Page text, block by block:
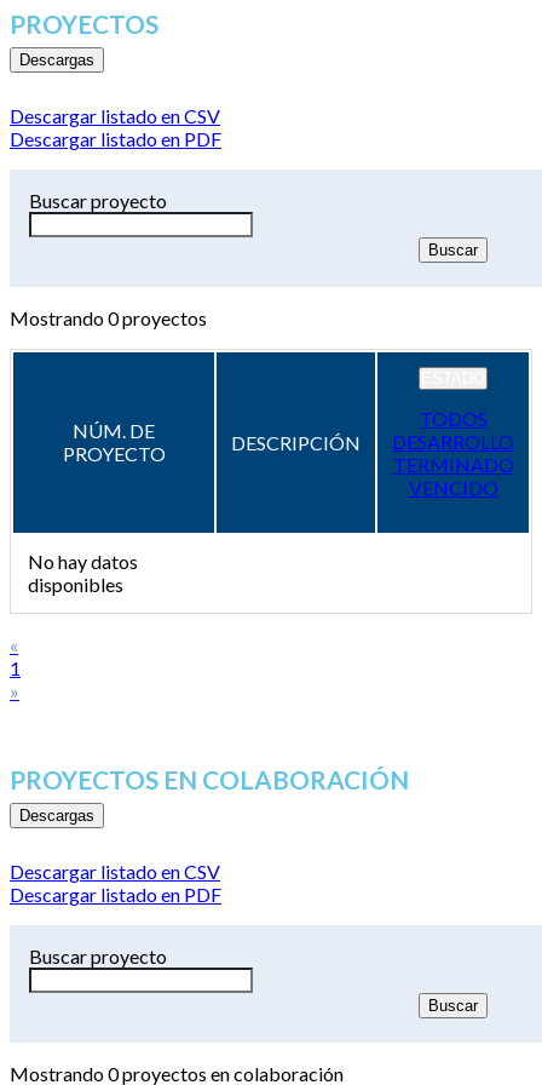
PROYECTOS
Descargas
Descargar listado en CSV
Descargar listado en PDF
Buscar proyecto
Mostrando0proyectos
NÚM. DE
PROYECTO
DESCRIPCIÓN
TODOS
DESARROLLO
TERMINADO
VENCIDO
No hay datos
disponibles
«
1
»
PROYECTOS EN COLABORACIÓN
Descargas
Descargar listado en CSV
Descargar listado en PDF
Buscar proyecto
Mostrando0proyectos en colaboración